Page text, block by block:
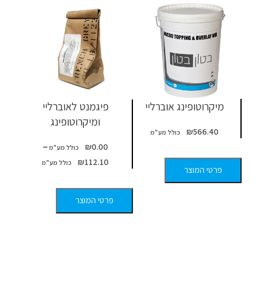
מיקרוטופינג אוברליי
₪566.40
פרטי המוצר
פיגמנט לאוברליי
ומיקרוטופינג
₪0.00
–
₪112.10
פרטי המוצר